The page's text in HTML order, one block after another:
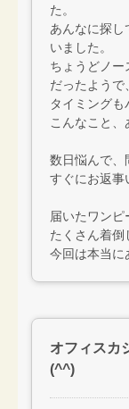
た。
あんなに探し
いました。
ちょうどノー
だったようで、
タイミングも
こんなこと、
数日悩んで、
すぐにお返事
届いたワンピ
たくさん着倒
今回は本当に
オフィスカ
(^^)